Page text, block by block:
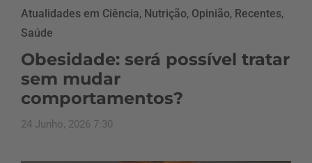
Atualidades em Ciência, Nutrição, Opinião, Recentes,
Saúde
Obesidade: será possível tratar
sem mudar
comportamentos?
24 Junho, 2026 7:30